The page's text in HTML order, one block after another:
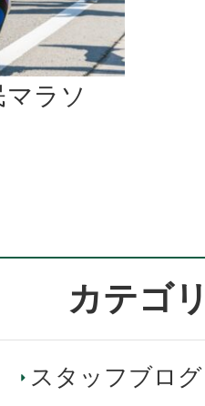
ラソ
カテゴ
スタッフブログ